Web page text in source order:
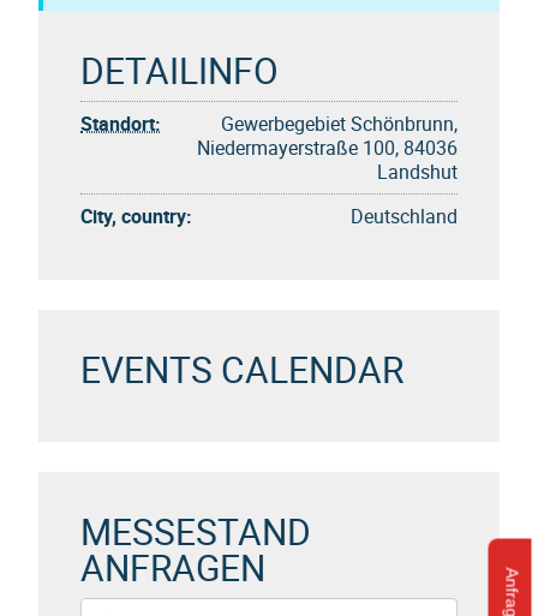
DETAILINFO
Standort:
Gewerbegebiet Schönbrunn,
Niedermayerstraße 100, 84036
Landshut
City, country:
Deutschland
EVENTS CALENDAR
MESSESTAND
ANFRAGEN